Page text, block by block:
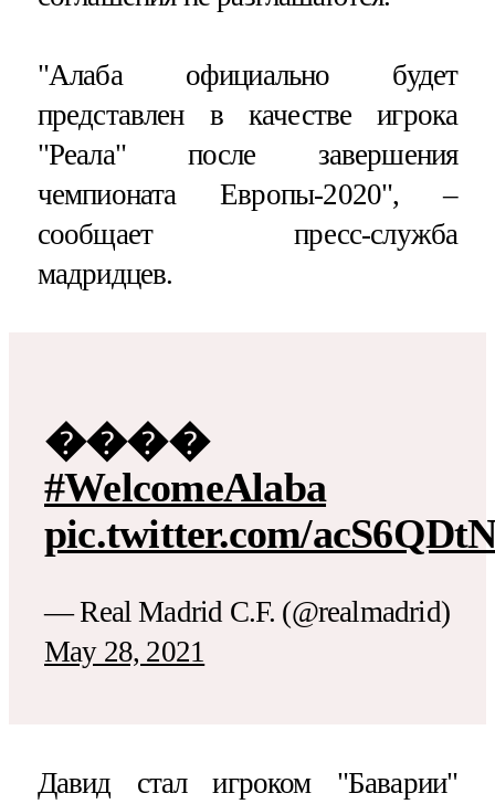
"Алаба официально будет
представлен в качестве игрока
"Реала" после завершения
чемпионата Европы-2020", –
сообщает пресс-служба
мадридцев.
����
#WelcomeAlaba
pic.twitter.com/
— Real Madrid C.F. (@realmadrid)
May 28, 2021
Давид стал игроком "Баварии"